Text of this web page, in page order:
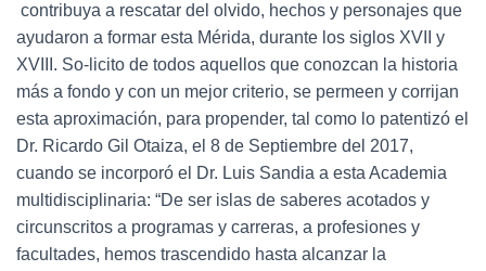
contribuya a rescatar del olvido, hechos y personajes que
ayudaron a formar esta Mérida, durante los siglos XVII y
XVIII. So-licito de todos aquellos que conozcan la historia
más a fondo y con un mejor criterio, se permeen y corrijan
esta aproximación, para propender, tal como lo patentizó el
Dr. Ricardo Gil Otaiza, el 8 de Septiembre del 2017,
cuando se incorporó el Dr. Luis Sandia a esta Academia
multidisciplinaria: “De ser islas de saberes acotados y
circunscritos a programas y carreras, a profesiones y
facultades, hemos trascendido hasta alcanzar la